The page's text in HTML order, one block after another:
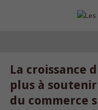
La croissance
plus à
du commerce